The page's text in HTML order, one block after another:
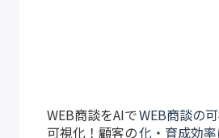
WEB商談をAIで
可視化！顧客の
WEB商談の
化・育成効